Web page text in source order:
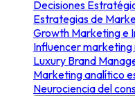
Decisiones
Estrategias de
Growth Marketing e
Influencer
Luxury Brand
Marketing analítico
Neurociencia del